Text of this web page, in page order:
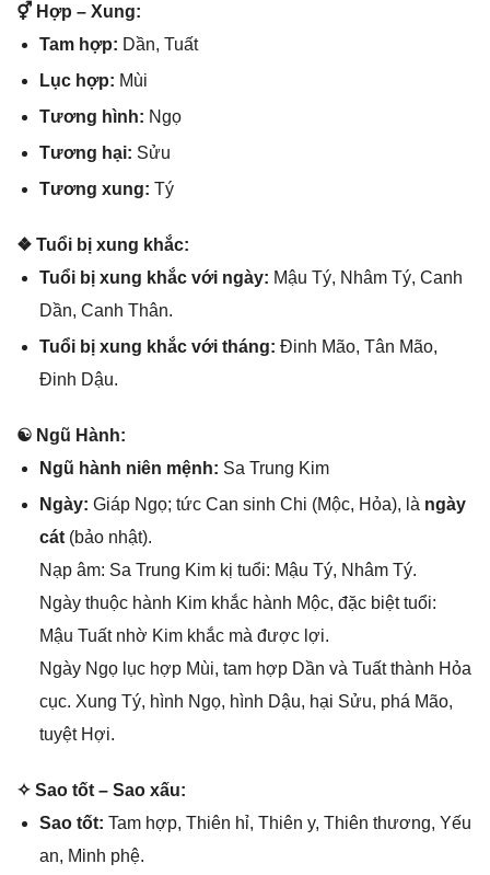
⚥ Hợp – Xung:
Tam hợp: Dần, Tuất
Lục hợp: Mùi
Tươnɡ hình: Ngọ
Tươnɡ hại: Sửu
Tươnɡ xung: Tý
❖ Tuổi bị xunɡ khắc:
Tuổi bị xunɡ khắc với ngày: Mậu Tý, Nhâm Tý, Canh
Dần, Canh Thân.
Tuổi bị xunɡ khắc với tháng: Đinh Mão, Tân Mão,
Đinh Dậu.
☯ Ngũ Hành:
Ngũ hành niên mệnh: Sa Trunɡ Kim
Ngày: Giáp Ngọ; tức Can ѕinh Chi (Mộc, Hỏa), là ngày
cát (bảo nhật).
Nạp âm: Sa Trunɡ Kim kị tuổi: Mậu Tý, Nhâm Tý.
Ngày thuộc hành Kim khắc hành Mộc, đặc biệt tuổi:
Mậu Tuất nhờ Kim khắc mà được lợi.
Ngày Ngọ lục hợp Mùi, tam hợp Dần và Tuất thành Hỏa
cục. Xunɡ Tý, hình Ngọ, hình Dậu, hại Sửu, phá Mão,
tuyệt Hợi.
✧ Sao tốt – Sao xấu:
Sao tốt: Tam hợp, Thiên hỉ, Thiên y, Thiên thương, Yếu
an, Minh phệ.